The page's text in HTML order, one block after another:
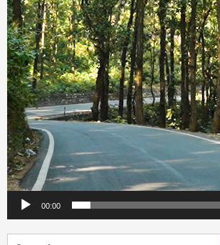
00:00